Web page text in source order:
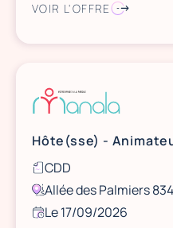
VOIR L'OFFRE
CDD
Allée des Palmiers
Le 17/09/2026